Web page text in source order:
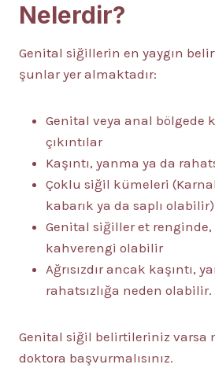
Nelerdir?
Genital siğillerin en yaygın
şunlar yer almaktadır:
Genital veya anal bölgede
çıkıntılar
Kaşıntı, yanma ya da
Çoklu siğil kümeleri
kabarık ya da saplı olabilir)
Genital siğiller et renginde,
kahverengi olabilir
Ağrısızdır ancak kaşıntı,
rahatsızlığa neden olabilir.
Genital siğil belirtileriniz varsa
doktora başvurmalısınız.